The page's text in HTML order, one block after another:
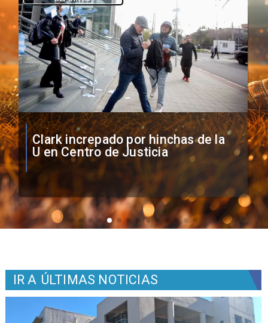
Vozinha firma contrato con Colo
Colo como nuevo arquero
IR A ÚLTIMAS NOTICIAS